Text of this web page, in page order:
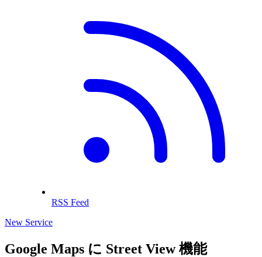
RSS Feed
New Service
Google Maps に Street View 機能